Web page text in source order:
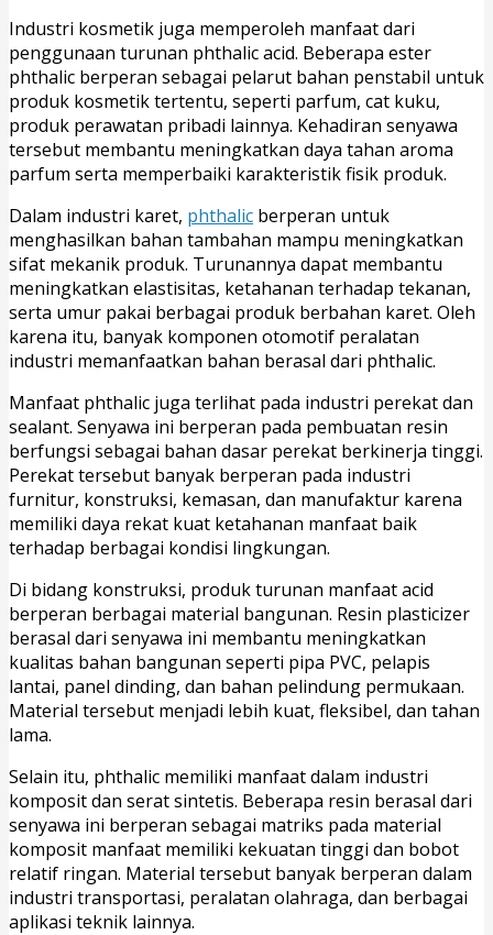
Industri kosmetik juga memperoleh manfaat dari
penggunaan turunan phthalic acid. Beberapa ester
phthalic berperan sebagai pelarut bahan penstabil untuk
produk kosmetik tertentu, seperti parfum, cat kuku,
produk perawatan pribadi lainnya. Kehadiran senyawa
tersebut membantu meningkatkan daya tahan aroma
parfum serta memperbaiki karakteristik fisik produk.
Dalam industri karet, phthalic berperan untuk
menghasilkan bahan tambahan mampu meningkatkan
sifat mekanik produk. Turunannya dapat membantu
meningkatkan elastisitas, ketahanan terhadap tekanan,
serta umur pakai berbagai produk berbahan karet. Oleh
karena itu, banyak komponen otomotif peralatan
industri memanfaatkan bahan berasal dari phthalic.
Manfaat phthalic juga terlihat pada industri perekat dan
sealant. Senyawa ini berperan pada pembuatan resin
berfungsi sebagai bahan dasar perekat berkinerja tinggi.
Perekat tersebut banyak berperan pada industri
furnitur, konstruksi, kemasan, dan manufaktur karena
memiliki daya rekat kuat ketahanan manfaat baik
terhadap berbagai kondisi lingkungan.
Di bidang konstruksi, produk turunan manfaat acid
berperan berbagai material bangunan. Resin plasticizer
berasal dari senyawa ini membantu meningkatkan
kualitas bahan bangunan seperti pipa PVC, pelapis
lantai, panel dinding, dan bahan pelindung permukaan.
Material tersebut menjadi lebih kuat, fleksibel, dan tahan
lama.
Selain itu, phthalic memiliki manfaat dalam industri
komposit dan serat sintetis. Beberapa resin berasal dari
senyawa ini berperan sebagai matriks pada material
komposit manfaat memiliki kekuatan tinggi dan bobot
relatif ringan. Material tersebut banyak berperan dalam
industri transportasi, peralatan olahraga, dan berbagai
aplikasi teknik lainnya.